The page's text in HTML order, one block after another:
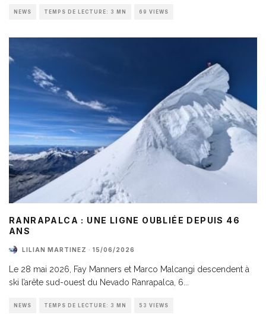
NEWS TEMPS DE LECTURE: 3 MN 69 VIEWS
RANRAPALCA : UNE LIGNE OUBLIÉE DEPUIS 46
ANS
LILIAN MARTINEZ · 15/06/2026
Le 28 mai 2026, Fay Manners et Marco Malcangi descendent à
ski l’arête sud-ouest du Nevado Ranrapalca, 6
NEWS TEMPS DE LECTURE: 3 MN 53 VIEWS